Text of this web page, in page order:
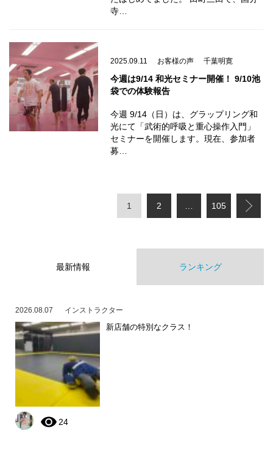
寺…
2025.09.11 お客様の声 千葉明寛
今週は9/14 和光セミナー開催！ 9/10池
袋での体験報告
今週 9/14（日）は、グラップリング和
光にて「武術的呼吸と重心操作入門」
セミナーを開催します。現在、参加者
募…
1 2 105
最新情報 ランキング
2026.08.07 インストラクター
新店舗の特別なクラス！
24